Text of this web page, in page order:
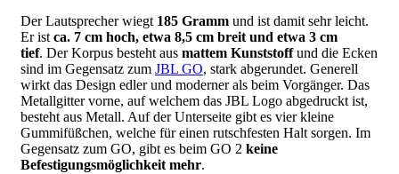
Der Lautsprecher wiegt 185 Gramm und ist damit sehr leicht.
Er ist ca. 7 cm hoch, etwa 8,5 cm breit und etwa 3 cm
tief. Der Korpus besteht aus mattem Kunststoffund die Ecken
sind im Gegensatz zum JBL GO, stark abgerundet. Generell
wirkt das Design edler und moderner als beim Vorgänger. Das
Metallgitter vorne, auf welchem das JBL Logo abgedruckt ist,
besteht aus Metall. Auf der Unterseite gibt es vier kleine
Gummifüßchen, welche für einen rutschfesten Halt sorgen. Im
Gegensatz zum GO, gibt es beim GO 2 keine
Befestigungsmöglichkeit mehr.